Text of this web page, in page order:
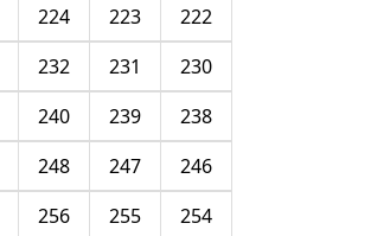
222
223
224
230
231
232
238
239
240
246
247
248
254
255
256